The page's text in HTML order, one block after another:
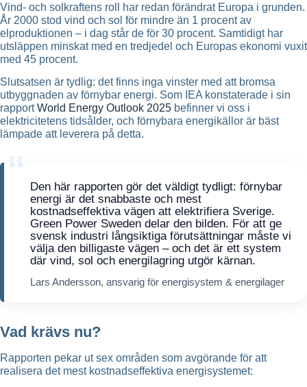
Vind- och solkraftens roll har redan förändrat Europa i grunden.
År 2000 stod vind och sol för mindre än 1 procent av
elproduktionen – i dag står de för 30 procent. Samtidigt har
utsläppen minskat med en tredjedel och Europas ekonomi vuxit
med 45 procent.
Slutsatsen är tydlig: det finns inga vinster med att bromsa
utbyggnaden av förnybar energi. Som IEA konstaterade i sin
rapportWorld Energy Outlook 2025 befinner vi oss i
elektricitetens tidsålder, och förnybara energikällor är bäst
lämpade att leverera på detta.
Den här rapporten gör det väldigt tydligt: förnybar
energi är det snabbaste och mest
kostnadseffektiva vägen att elektrifiera Sverige.
Green Power Sweden delar den bilden. För att ge
svensk industri långsiktiga förutsättningar måste vi
välja den billigaste vägen – och det är ett system
där vind, sol och energilagring utgör kärnan.
Lars Andersson, ansvarig för energisystem & energilager
Vad krävs nu?
Rapporten pekar ut sex områden som avgörande för att
realisera det mest kostnadseffektiva energisystemet: